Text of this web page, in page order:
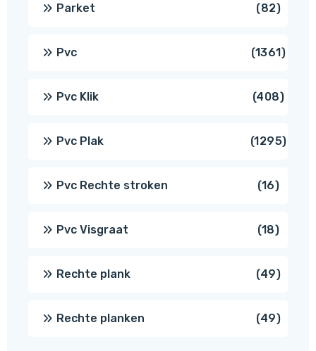
Parket 8282
Pvc 13611361
Pvc Klik 408408
Pvc Plak 12951295
Pvc Rechte stroken 1616
Pvc Visgraat 1818
Rechte plank 4949
Rechte planken 4949